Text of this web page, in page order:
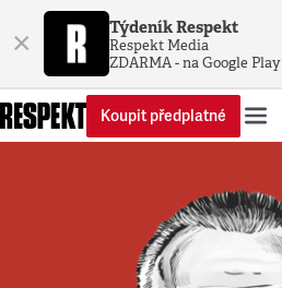
× Týdeník Respekt
Respekt Media
ZDARMA - na Google Play
Koupit předplatné